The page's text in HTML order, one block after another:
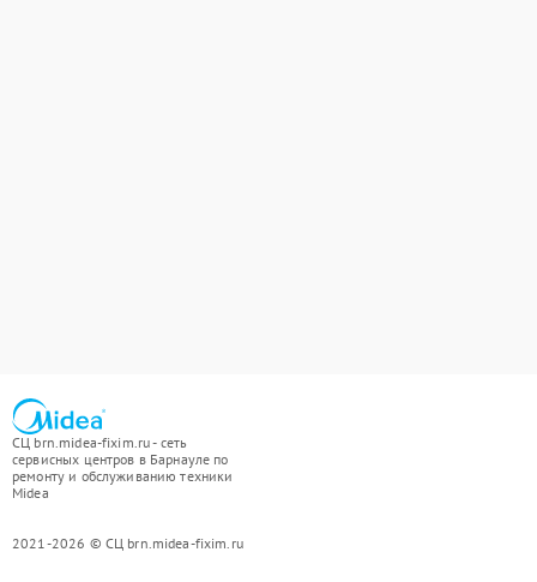
СЦ brn.midea-fixim.ru - сеть
сервисных центров в Барнауле по
ремонту и обслуживанию техники
Midea
2021-2026 © СЦ brn.midea-fixim.ru